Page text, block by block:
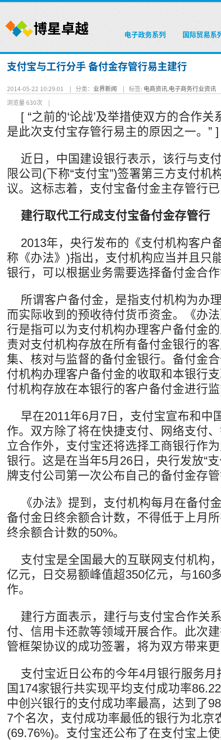
电子政务系列 国际贸易系
支付宝与工行分手 备付金存管行易主建行
2014-05-22 10:29:01 | 分类： 业界新闻 | 标签: 电商资讯,电子商务行业资讯
浏览量 630次 |
[ “之前的‘论战’及举措使双方的合作
是此次支付宝存管行易主的原因之一。” ]
近日，中国建设银行表示，该行与支
限公司(下称“支付宝”)签署第三方支付机
议。这标志着，支付宝备付金主存管行
建行取代工行成支付宝备付金存管行
2013年，央行发布的《支付机构客户
称《办法》)指出，支付机构应当并且只
银行，可以根据业务需要选择备付金合
所谓客户备付金，是指支付机构为办
而实际收到的预收待付货币资金。《办
行是指可以为支付机构办理客户备付金
责对支付机构存放在所有备付金银行的
集、核对与监督的备付金银行。备付金
付机构办理客户备付金的收取和本银行
付机构存放在本银行的客户备付金进行
早在2011年6月7日，支付宝宣布和中
作。双方除了将在快捷支付、网络支付
立合作外，支付宝还将选择工商银行作
银行。这是在当年5月26日，央行发放“
牌支付公司第一次公布自己的备付金存
《办法》提到，支付机构每月在备付
备付金日终余额合计数，不得低于上月
终余额合计数的50%。
支付宝是全国最大的互联网支付机构
亿元，日交易额峰值超350亿元，与160
作。
建行方面表示，建行与支付宝合作关
付、信用卡还款等领域开展合作。此次
管框架协议的成功签署，将为双方带来
支付宝近日公布的今年4月银行服务
国174家银行共实现平均支付成功率
中创兴银行的支付成功率最高，达到了
7个名次，支付成功率最低的银行为北京
(69.76%)。支付宝还公布了在支付宝上